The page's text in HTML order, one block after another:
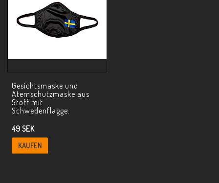
Gesichtsmaske und
Atemschutzmaske aus
Stoff mit
Schwedenflagge.
49 SEK
KAUFEN